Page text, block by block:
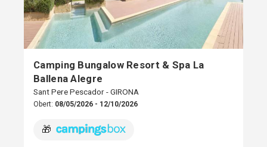
Camping Bungalow Resort & Spa La
Ballena Alegre
Sant Pere Pescador - GIRONA
Obert: 08/05/2026 - 12/10/2026
🎁